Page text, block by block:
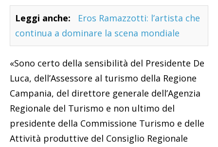
Leggi anche:
Eros Ramazzotti: l’artista che
continua a dominare la scena mondiale
«Sono certo della sensibilità del Presidente De
Luca, dell’Assessore al turismo della Regione
Campania, del direttore generale dell’Agenzia
Regionale del Turismo e non ultimo del
presidente della Commissione Turismo e delle
Attività produttive del Consiglio Regionale